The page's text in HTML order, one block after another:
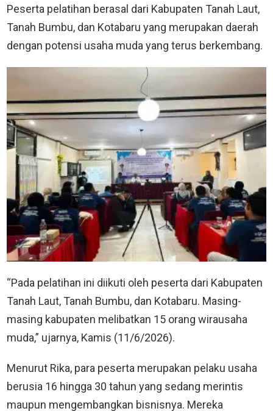
Peserta pelatihan berasal dari Kabupaten Tanah Laut,
Tanah Bumbu, dan Kotabaru yang merupakan daerah
dengan potensi usaha muda yang terus berkembang.
“Pada pelatihan ini diikuti oleh peserta dari Kabupaten
Tanah Laut, Tanah Bumbu, dan Kotabaru. Masing-
masing kabupaten melibatkan 15 orang wirausaha
muda,” ujarnya, Kamis (11/6/2026).
Menurut Rika, para peserta merupakan pelaku usaha
berusia 16 hingga 30 tahun yang sedang merintis
maupun mengembangkan bisnisnya. Mereka